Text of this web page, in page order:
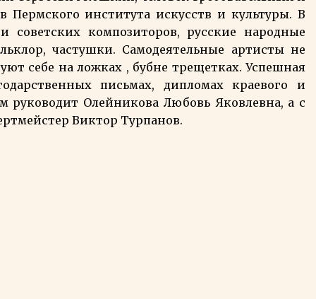
института искусств и культуры. В
советских композиторов, русские народные
частушки. Самодеятельные артисты не
себе на ложках , бубне трещетках. Успешная
письмах, дипломах краевого и
руководит Олейникова Любовь Яковлевна, а с
Виктор Турпанов.